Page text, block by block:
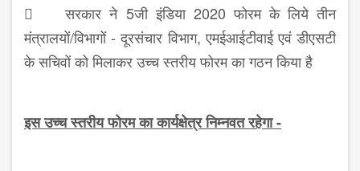
 सरकार ने 5जी इंडिया 2020 फोरम के लिये तीन
मंत्रालयों/विभागों - दूरसंचार विभाग, एमईआईटीवाई एवं डीएसटी
के सचिवों को मिलाकर उच्च स्तरीय फोरम का गठन किया है
इस उच्च स्तरीय फोरम का कार्यक्षेत्र निम्नवत रहेगा -